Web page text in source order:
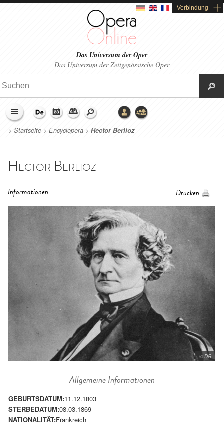
Verbindung
Das Universum der Oper
Das Universum der Zeitgenössische Oper
> Startseite > Encyclopera > Hector Berlioz
Hector Berlioz
Informationen Drucken
© DR
Allgemeine Informationen
GEBURTSDATUM:11.12.1803
STERBEDATUM:08.03.1869
NATIONALITÄT:Frankreich